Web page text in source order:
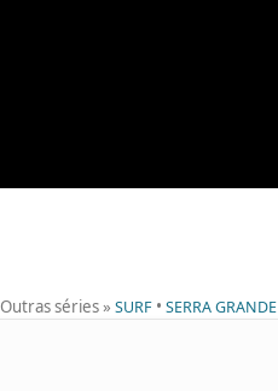
Outras séries »SURF •SERRA GRANDE